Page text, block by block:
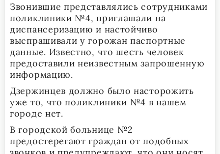
Звонившие представлялись сотрудниками
поликлиники №4, приглашали на
диспансеризацию и настойчиво
выспрашивали у горожан паспортные
данные. Известно, что шесть человек
предоставили неизвестным запрошенную
информацию.
Дзержинцев должно было насторожить
уже то, что поликлиники №4 в нашем
городе нет.
В городской больнице №2
предостерегают граждан от подобных